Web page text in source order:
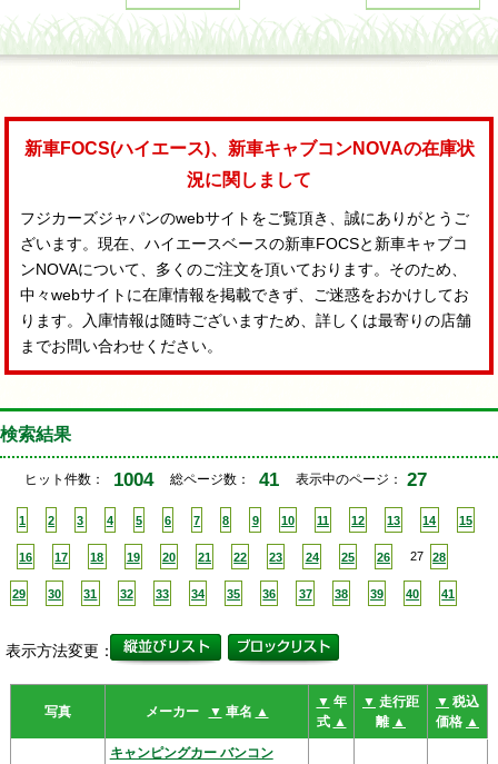
新車FOCS(ハイエース)、新車キャブコンNOVAの在庫状
況に関しまして
フジカーズジャパンのwebサイトをご覧頂き、誠にありがとうご
ざいます。現在、ハイエースベースの新車FOCSと新車キャブコ
ンNOVAについて、多くのご注文を頂いております。そのため、
中々webサイトに在庫情報を掲載できず、ご迷惑をおかけしてお
ります。入庫情報は随時ございますため、詳しくは最寄りの店舗
までお問い合わせください。
検索結果
ヒット件数： 1004 総ページ数： 41 表示中のページ： 27
1 2 3 4 5 6 7 8 9 10 11 12 13 14 15
16 17 18 19 20 21 22 23 24 25 26 27 28
29 30 31 32 33 34 35 36 37 38 39 40 41
表示方法変更：
写真 メーカー ▼ 車名 ▲
▼ 年
式 ▲
▼ 走行距
離 ▲
▼ 税込
価格 ▲
キャンピングカー バンコン